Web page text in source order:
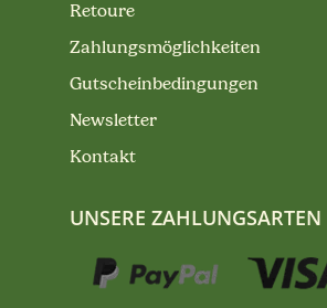
Retoure
Zahlungsmöglichkeiten
Gutscheinbedingungen
Newsletter
Kontakt
UNSERE ZAHLUNGSARTEN